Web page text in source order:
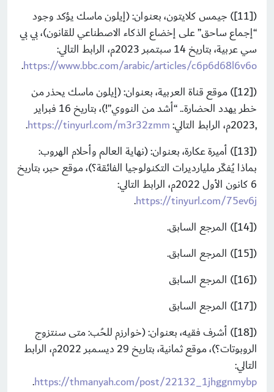
([11]) جيمس كلايتون، بعنوان: (إيلون ماسك يؤكد وجود
“إجماع ساحق” على إخضاع الذكاء الاصطناعي للقانون)، بي بي
سي عربية، بتاريخ 14 سبتمبر 2023م، الرابط التالي:
https://www.bbc.com/arabic/articles/c6p6d68l6v6o
.
([12]) موقع قناة العربية، بعنوان: (إيلون ماسك يحذر من
خطر يهدد الحضارة.. “أشد من النووي”!)، بتاريخ 16 فبراير
,2023م، الرابط التالي:
https://tinyurl.com/m3r32zmm
.
([13]) أميرة عكارة، بعنوان: (نهاية العالم وأحلام الهروب:
بماذا يُفكّر مليارديرات التكنولوجيا الفائقة؟)، موقع حبر، بتاريخ
6 كانون الأول 2022م، الرابط التالي:
https://tinyurl.com/75ev6j
.
([14]) المرجع السابق.
([15]) المرجع السابق.
([16]) المرجع السابق
([17]) المرجع السابق
([18]) أشرف فقيه، بعنوان: (خوارزم للحُب: متى سنتزوج
الروبوتات؟)، موقع ثمانية، بتاريخ 29 ديسمبر 2022م، الرابط
التالي:
https://thmanyah.com/post/22132_1jhggnmybp
.